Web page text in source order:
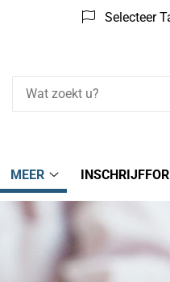
Selecteer
MEER
MEER
submenu